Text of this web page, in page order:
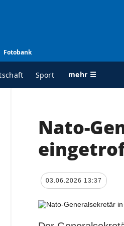
Fotobank
Sport mehr ☰
der
Nato-
03.06.2026 13:37